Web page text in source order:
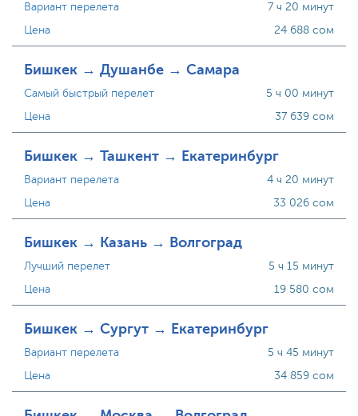
Вариант перелета
Цена
7 ч 20 минут
24 688 сом
Бишкек → Душанбе → Самара
Самый быстрый перелет
Цена
5 ч 00 минут
37 639 сом
Бишкек → Ташкент → Екатеринбург
Вариант перелета
Цена
4 ч 20 минут
33 026 сом
Бишкек → Казань → Волгоград
Лучший перелет
Цена
5 ч 15 минут
19 580 сом
Бишкек → Сургут → Екатеринбург
Вариант перелета
Цена
5 ч 45 минут
34 859 сом